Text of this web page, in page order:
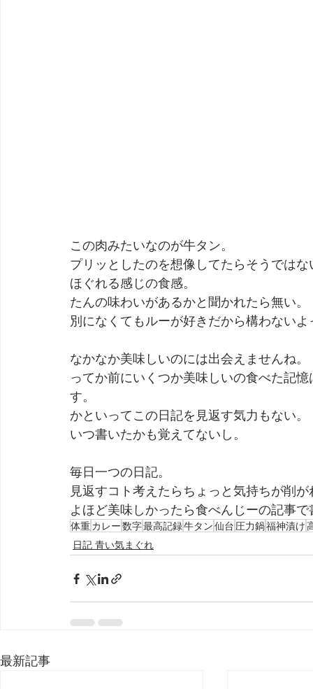
この肉みたいなのが牛タン。
プリッとしたのを想像してたらそうではな
ほぐれる感じの食感。
たんの味わいがあるかと聞かれたら無い。
別になくてもルーが好きだから構わない
なかなか美味しいのには出会えませんね。
ってか前にいくつか美味しいの食べた記
す。
かといってこの日記を見返す気力もない。
いつ書いたかも覚えてないし。
毎日一つの日記。
見返すコト考えたらちょっと気持ちが削
よほど美味しかったら食べんじーの記事
体重カレー数字最高記録牛タン仙台 圧力鍋福神漬け
日記 青い気まぐれ
最新記事